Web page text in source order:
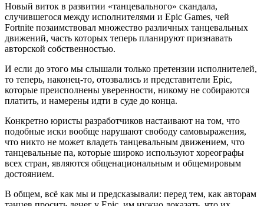
Новый виток в развитии «танцевального» скандала,
случившегося между исполнителями и Epic Games, чей
Fortnite позаимствовал множество различных танцевальных
движений, часть которых теперь планируют признавать
авторской собственностью.
И если до этого мы слышали только претензии исполнителей,
то теперь, наконец-то, отозвались и представители Epic,
которые преисполнены уверенности, никому не собираются
платить, и намерены идти в суде до конца.
Конкретно юристы разработчиков настаивают на том, что
подобные иски вообще нарушают свободу самовыражения,
что никто не может владеть танцевальным движением, что
танцевальные па, которые широко используют хореографы
всех стран, являются общенациональным и общемировым
достоянием.
В общем, всё как мы и предсказывали: перед тем, как авторам